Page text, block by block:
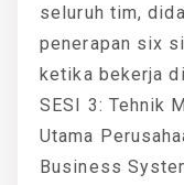
seluruh tim,
penerapan six
ketika bekerja di
SESI 3: Tehnik
Utama
Business